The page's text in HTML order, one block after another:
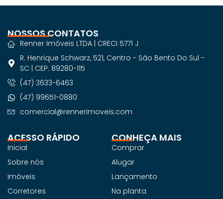
ACESSO RÁPIDO
Inicial
Sobre nós
Imóveis
Corretores
CONHEÇA MAIS
Comprar
Alugar
Lançamento
Na planta
NOSSOS CONTATOS
Renner Imóveis LTDA | CRECI 5771 J
R. Henrique Schwarz, 521, Centro - São Bento Do Sul -
SC | CEP: 89280-115
(47) 3633-6463
(47) 99651-0880
comercial@rennerimoveis.com